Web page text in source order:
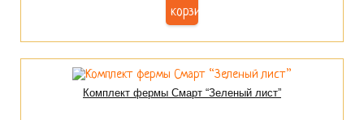
корзину
Комплект фермы Смарт “Зеленый лист”